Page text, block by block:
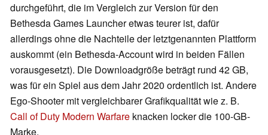
durchgeführt, die im Vergleich zur Version für den
Bethesda Games Launcher etwas teurer ist, dafür
allerdings ohne die Nachteile der letztgenannten Plattform
auskommt (ein Bethesda-Account wird in beiden Fällen
vorausgesetzt). Die Downloadgröße beträgt rund 42 GB,
was für ein Spiel aus dem Jahr 2020 ordentlich ist. Andere
Ego-Shooter mit vergleichbarer Grafikqualität wie z. B.
Call of Duty Modern Warfare knacken locker die 100-GB-
Marke.